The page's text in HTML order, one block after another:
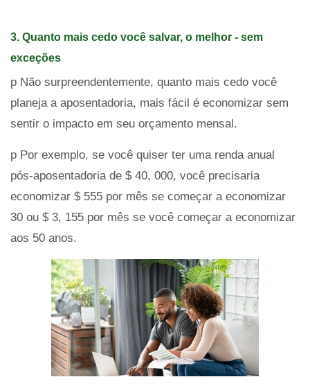
3. Quanto mais cedo você salvar, o melhor - sem
exceções
p Não surpreendentemente, quanto mais cedo você
planeja a aposentadoria, mais fácil é economizar sem
sentir o impacto em seu orçamento mensal.
p Por exemplo, se você quiser ter uma renda anual
pós-aposentadoria de $ 40, 000, você precisaria
economizar $ 555 por mês se começar a economizar
30 ou $ 3, 155 por mês se você começar a economizar
aos 50 anos.